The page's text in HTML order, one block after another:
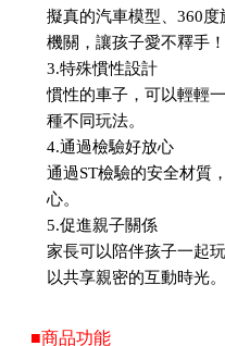
擬真的汽車模型、360
機關，讓孩子愛不釋手！
3.特殊慣性設計
慣性的車子，可以輕輕
種不同玩法。
4.通過檢驗好放心
通過ST檢驗的安全材質
心。
5.促進親子關係
家長可以陪伴孩子一起
以共享親密的互動時光。
■商品功能